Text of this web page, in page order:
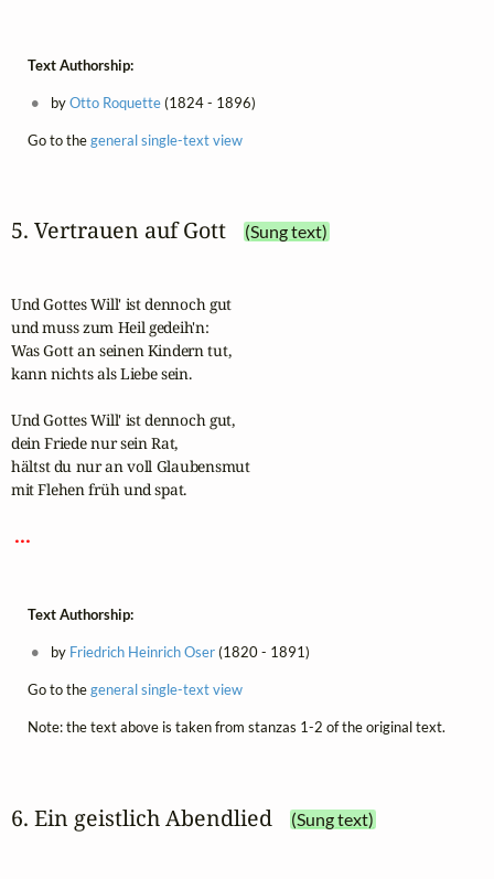
Text Authorship:
byOtto Roquette(1824 - 1896)
Go to thegeneral single-text view
5. Vertrauen auf Gott (Sung text)
Und Gottes Will' ist dennoch gut
und muss zum Heil gedeih'n:
Was Gott an seinen Kindern tut,
kann nichts als Liebe sein.
Und Gottes Will' ist dennoch gut,
dein Friede nur sein Rat,
hältst du nur an voll Glaubensmut
mit Flehen früh und spat.
...
Text Authorship:
by Friedrich Heinrich Oser(1820 - 1891)
Go to thegeneral single-text view
Note: the text above is taken from stanzas 1-2 of the original text.
6. Ein geistlich Abendlied (Sung text)